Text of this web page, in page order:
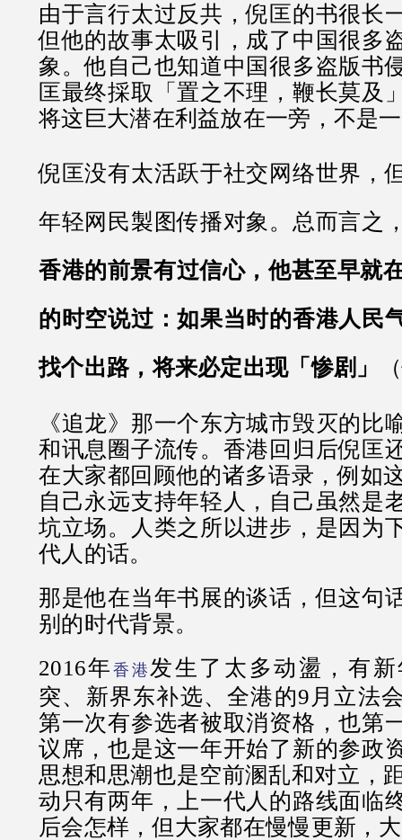
由于言行太过反共，倪匡的书很长
但他的故事太吸引，成了中国很多
象。他自己也知道中国很多盗版书
匡最终採取「置之不理，鞭长莫及
将这巨大潜在利益放在一旁，不是
倪匡没有太活跃于社交网络世界，
年轻网民製图传播对象。总而言之
香港的前景有过信心，他甚至早就
的时空说过：如果当时的香港人民
找个出路，将来必定出现「惨剧」
《追龙》那一个东方城市毁灭的比
和讯息圈子流传。香港回归后倪匡
在大家都回顾他的诸多语录，例如
自己永远支持年轻人，自己虽然是
坑立场。人类之所以进步，是因为
代人的话。
那是他在当年书展的谈话，但这句
别的时代背景。
2016年香港 发生了太多动盪，有
突、新界东补选、全港的9月立法
第一次有参选者被取消资格，也第
议席，也是这一年开始了新的参政
思想和思潮也是空前溷乱和对立，
动只有两年，上一代人的路线面临
后会怎样，但大家都在慢慢更新，